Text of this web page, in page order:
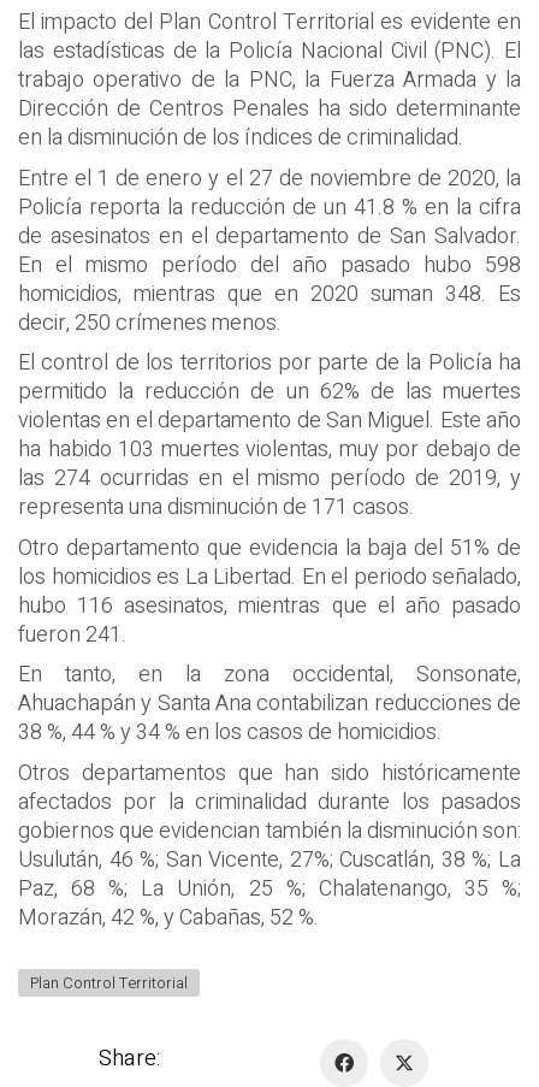
El impacto del Plan Control Territorial es evidente en
las estadísticas de la Policía Nacional Civil (PNC). El
trabajo operativo de la PNC, la Fuerza Armada y la
Dirección de Centros Penales ha sido determinante
en la disminución de los índices de criminalidad.
Entre el 1 de enero y el 27 de noviembre de 2020, la
Policía reporta la reducción de un 41.8 % en la cifra
de asesinatos en el departamento de San Salvador.
En el mismo período del año pasado hubo 598
homicidios, mientras que en 2020 suman 348. Es
decir, 250 crímenes menos.
El control de los territorios por parte de la Policía ha
permitido la reducción de un 62% de las muertes
violentas en el departamento de San Miguel. Este año
ha habido 103 muertes violentas, muy por debajo de
las 274 ocurridas en el mismo período de 2019, y
representa una disminución de 171 casos.
Otro departamento que evidencia la baja del 51% de
los homicidios es La Libertad. En el periodo señalado,
hubo 116 asesinatos, mientras que el año pasado
fueron 241.
En tanto, en la zona occidental, Sonsonate,
Ahuachapán y Santa Ana contabilizan reducciones de
38 %, 44 % y 34 % en los casos de homicidios.
Otros departamentos que han sido históricamente
afectados por la criminalidad durante los pasados
gobiernos que evidencian también la disminución son:
Usulután, 46 %; San Vicente, 27%; Cuscatlán, 38 %; La
Paz, 68 %; La Unión, 25 %; Chalatenango, 35 %;
Morazán, 42 %, y Cabañas, 52 %.
Plan Control Territorial
Share: